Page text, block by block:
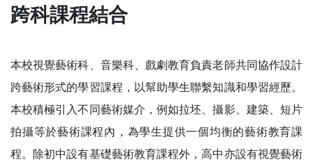
跨科課程結合
本校視覺藝術科、音樂科、戲劇教育負責老師共同協作設計
跨藝術形式的學習課程，以幫助學生聯繫知識和學習經歷。
本校積極引入不同藝術媒介，例如拉坯、攝影、建築、短片
拍攝等於藝術課程內，為學生提供一個均衡的藝術教育課
程。除初中設有基礎藝術教育課程外，高中亦設有視覺藝術